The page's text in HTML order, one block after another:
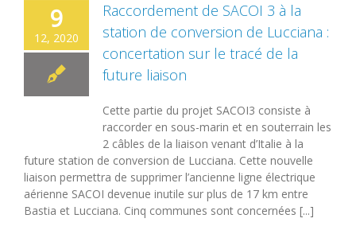
9
12, 2020
Raccordement de SACOI 3 à la
station de conversion de Lucciana :
concertation sur le tracé de la
future liaison
Cette partie du projet SACOI3 consiste à
raccorder en sous-marin et en souterrain les
2 câbles de la liaison venant d’Italie à la
future station de conversion de Lucciana. Cette nouvelle
liaison permettra de supprimer l’ancienne ligne électrique
aérienne SACOI devenue inutile sur plus de 17 km entre
Bastia et Lucciana. Cinq communes sont concernées [...]